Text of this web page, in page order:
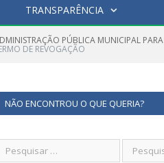
TRANSPARÊNCIA
PÚBLICA MUNICIPAL PARA
DE REVOGAÇÃO
NÃO ENCONTROU O QUE QUERIA?